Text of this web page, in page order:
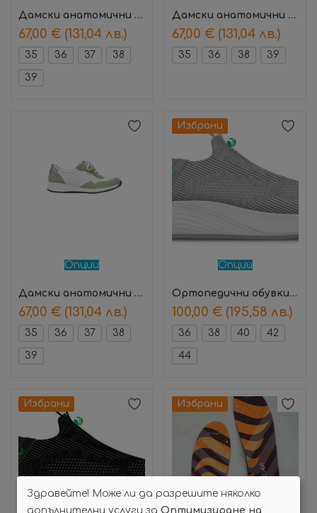
Дамски анатомични обувки Florence Кокос – Suave
67,00 € (131,04 лв.)
35 36 37 38
39
Дамски анатомични обувки Florence Син – Suave
67,00 € (131,04 лв.)
35 36 38 39
Опции
Дамски анатомични обувки Nancy Зелен – Suave
67,00 € (131,04 лв.)
35 36 37 38
39
Опции
Избрани
Ортопедични обувки Actifoot – сиви
100,00 € (195,58 лв.)
36 38 40 42
44
Избрани Избрани
Здравейте! Може ли да разрешите няколко
допълнителни услуги за Оптимизиране на